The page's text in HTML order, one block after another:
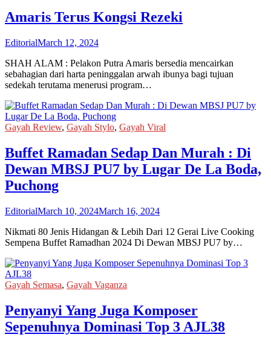
Amaris Terus Kongsi Rezeki
EditorialMarch 12, 2024
SHAH ALAM : Pelakon Putra Amaris bersedia mencairkan
sebahagian dari harta peninggalan arwah ibunya bagi tujuan
sedekah terutama menerusi program…
Gayah Review, Gayah Stylo, Gayah Viral
Buffet Ramadan Sedap Dan Murah : Di
Dewan MBSJ PU7 by Lugar De La Boda,
Puchong
EditorialMarch 10, 2024March 16, 2024
Nikmati 80 Jenis Hidangan & Lebih Dari 12 Gerai Live Cooking
Sempena Buffet Ramadhan 2024 Di Dewan MBSJ PU7 by…
Gayah Semasa, Gayah Vaganza
Penyanyi Yang Juga Komposer
Sepenuhnya Dominasi Top 3 AJL38